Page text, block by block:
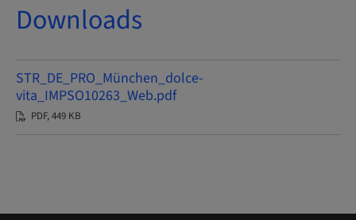
Downloads
STR_DE_PRO_München_dolce-
vita_IMPSO10263_Web.pdf
PDF, 449 KB